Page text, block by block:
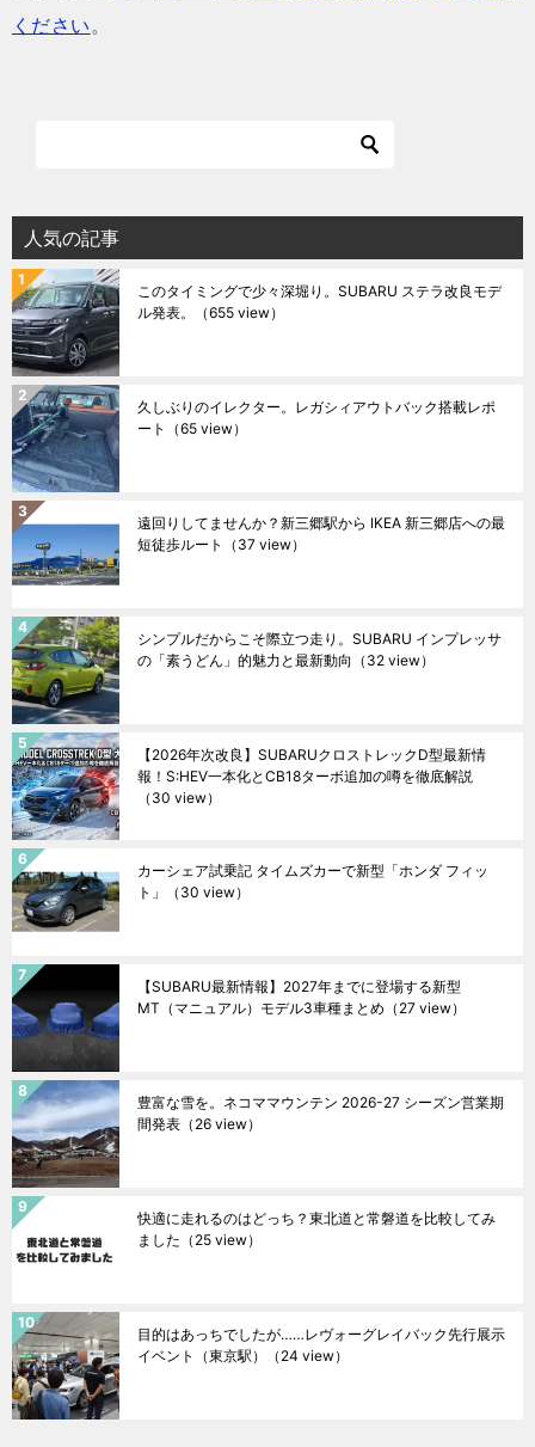
ください 。
人気の記事
このタイミングで少々深堀り。SUBARU ステラ改良モデ
ル発表。
（655 view）
久しぶりのイレクター。レガシィアウトバック搭載レポ
ート
（65 view）
遠回りしてませんか？新三郷駅から IKEA 新三郷店への最
短徒歩ルート
（37 view）
シンプルだからこそ際立つ走り。SUBARU インプレッサ
の「素うどん」的魅力と最新動向 （32 view）
【2026年次改良】SUBARUクロストレックD型最新情
報！S:HEV一本化とCB18ターボ追加の噂を徹底解説
（30 view）
カーシェア試乗記 タイムズカーで新型「ホンダ フィッ
ト」
（30 view）
【SUBARU最新情報】2027年までに登場する新型
MT（マニュアル）モデル3車種まとめ （27 view）
豊富な雪を。ネコママウンテン 2026-27 シーズン営業期
間発表 （26 view）
快適に走れるのはどっち？東北道と常磐道を比較してみ
ました （25 view）
目的はあっちでしたが……レヴォーグレイバック先行展示
イベント（東京駅）
（24 view）